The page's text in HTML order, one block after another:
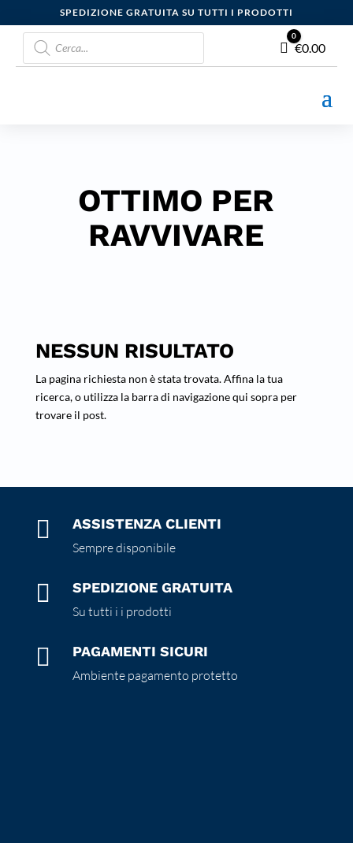
SPEDIZIONE GRATUITA SU TUTTI I PRODOTTI
Products
search
Carrello
0
€0.00
OTTIMO PER
RAVVIVARE
NESSUN RISULTATO
La pagina richiesta non è stata trovata. Affina la tua
ricerca, o utilizza la barra di navigazione qui sopra per
trovare il post.
 ASSISTENZA CLIENTI
Sempre disponibile
 SPEDIZIONE GRATUITA
Su tutti i i prodotti
 PAGAMENTI SICURI
Ambiente pagamento protetto